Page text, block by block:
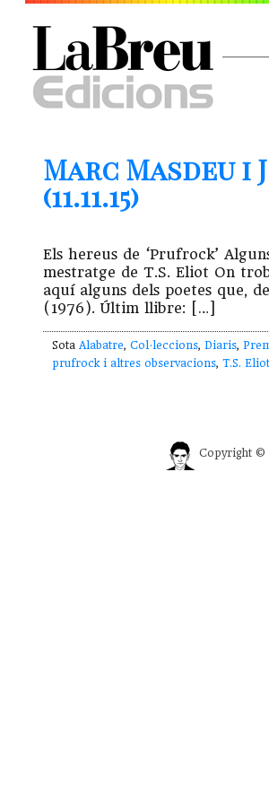
Marc Masdeu i
(11.11.15)
Els hereus de ‘Prufrock’
mestratge de T.S. Eliot On
aquí alguns dels poetes que,
(1976). Últim llibre: […]
Sota Alabatre, Col·leccions, Diaris,
prufrock i altres observacions, T.S. Eliot
Copyright ©